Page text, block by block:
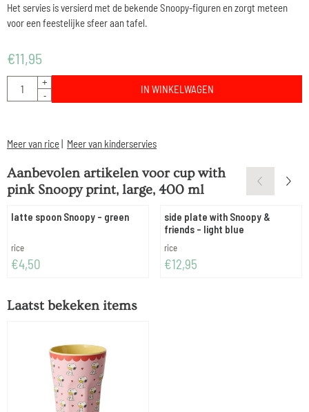
Het servies is versierd met de bekende Snoopy-figuren en zorgt meteen
voor een feestelijke sfeer aan tafel.
€11,95
Aantal
+
-
IN WINKELWAGEN
Meer van rice| Meer van kinderservies
Aanbevolen artikelen voorcup with
pink Snoopy print, large, 400 ml
latte spoon Snoopy - green
Merk:
rice
Prijs: 4,50
€4,50
side plate with Snoopy &
friends - light blue
Merk:
rice
Prijs: 12,95
€12,95
Laatst bekeken items